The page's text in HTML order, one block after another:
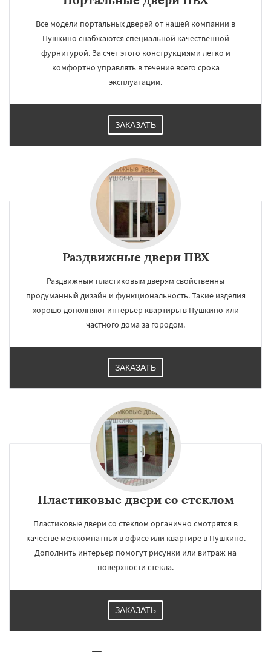
Все модели портальных дверей от нашей компании в
Пушкино снабжаются специальной качественной
фурнитурой. За счет этого конструкциями легко и
комфортно управлять в течение всего срока
эксплуатации.
ЗАКАЗАТЬ
Раздвижные двери ПВХ
Раздвижным пластиковым дверям свойственны
продуманный дизайн и функциональность. Такие изделия
хорошо дополняют интерьер квартиры в Пушкино или
частного дома за городом.
ЗАКАЗАТЬ
Пластиковые двери со стеклом
Пластиковые двери со стеклом органично смотрятся в
качестве межкомнатных в офисе или квартире в Пушкино.
Дополнить интерьер помогут рисунки или витраж на
поверхности стекла.
ЗАКАЗАТЬ